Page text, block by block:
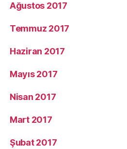
Ağustos 2017
Temmuz 2017
Haziran 2017
Mayıs 2017
Nisan 2017
Mart 2017
Şubat 2017